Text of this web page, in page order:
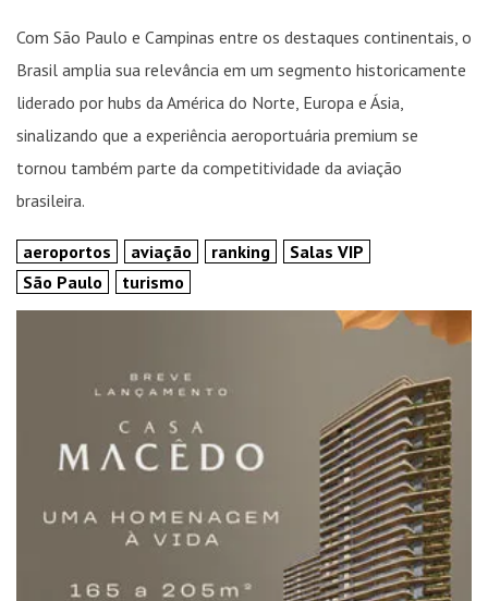
Com São Paulo e Campinas entre os destaques continentais, o
Brasil amplia sua relevância em um segmento historicamente
liderado por hubs da América do Norte, Europa e Ásia,
sinalizando que a experiência aeroportuária premium se
tornou também parte da competitividade da aviação
brasileira.
aeroportos aviação ranking
Salas VIP
São Paulo
turismo